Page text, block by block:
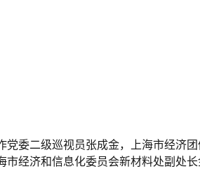
委二级巡视员张成金，上海市经济
经济和信息化委员会新材料处副处